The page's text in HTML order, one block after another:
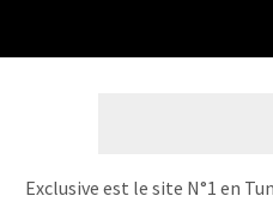
Exclusive est le site N°1 en